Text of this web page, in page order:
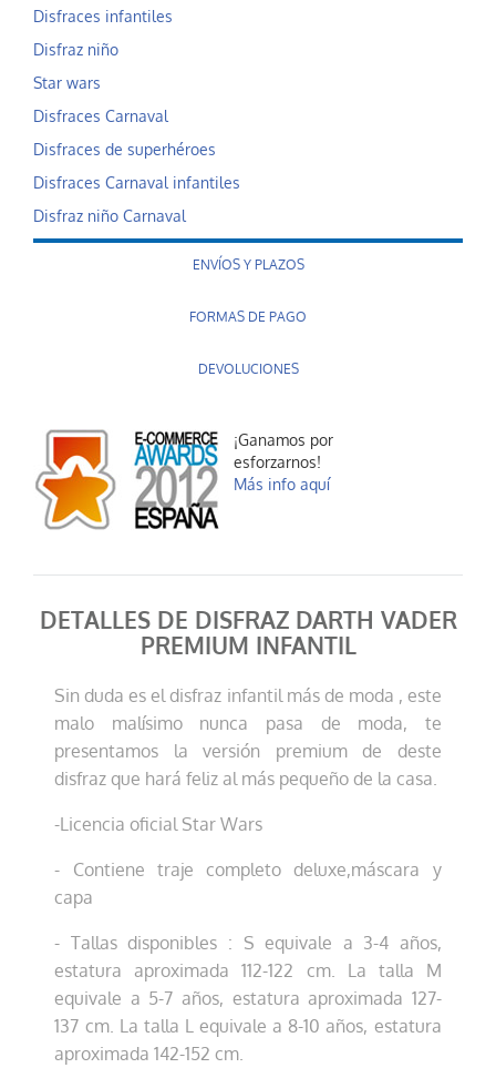
Disfraces infantiles
Disfraz niño
Star wars
Disfraces Carnaval
Disfraces de superhéroes
Disfraces Carnaval infantiles
Disfraz niño Carnaval
ENVÍOS Y PLAZOS
FORMAS DE PAGO
DEVOLUCIONES
¡Ganamos por
esforzarnos!
Más info aquí
DETALLES DE DISFRAZ DARTH VADER
PREMIUM INFANTIL
Sin duda es el disfraz infantil más de moda , este
malo malísimo nunca pasa de moda, te
presentamos la versión premium de deste
disfraz que hará feliz al más pequeño de la casa.
-Licencia oficial Star Wars
- Contiene traje completo deluxe,máscara y
capa
- Tallas disponibles : S equivale a 3-4 años,
estatura aproximada 112-122 cm. La talla M
equivale a 5-7 años, estatura aproximada 127-
137 cm. La talla L equivale a 8-10 años, estatura
aproximada 142-152 cm.